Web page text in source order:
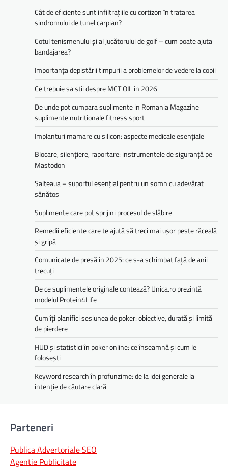
Cât de eficiente sunt infiltrațiile cu cortizon în tratarea
sindromului de tunel carpian?
Cotul tenismenului și al jucătorului de golf – cum poate ajuta
bandajarea?
Importanța depistării timpurii a problemelor de vedere la copii
Ce trebuie sa stii despre MCT OIL in 2026
De unde pot cumpara suplimente in Romania Magazine
suplimente nutritionale fitness sport
Implanturi mamare cu silicon: aspecte medicale esențiale
Blocare, silențiere, raportare: instrumentele de siguranță pe
Mastodon
Salteaua – suportul esențial pentru un somn cu adevărat
sănătos
Suplimente care pot sprijini procesul de slăbire
Remedii eficiente care te ajută să treci mai ușor peste răceală
și gripă
Comunicate de presă în 2025: ce s-a schimbat față de anii
trecuți
De ce suplimentele originale contează? Unica.ro prezintă
modelul Protein4Life
Cum îți planifici sesiunea de poker: obiective, durată și limită
de pierdere
HUD și statistici în poker online: ce înseamnă și cum le
folosești
Keyword research în profunzime: de la idei generale la
intenție de căutare clară
Parteneri
Publica Advertoriale SEO
Agentie Publicitate